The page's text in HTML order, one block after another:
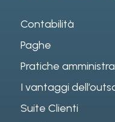
Contabilità
Paghe
Pratiche
I vantaggi
Suite Clienti